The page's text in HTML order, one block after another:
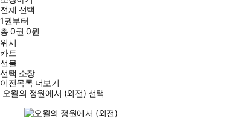
전체 선택
1권부터
총0권 0원
위시
카트
선물
선택 소장
이전목록 더보기
오월의 정원에서 (외전) 선택